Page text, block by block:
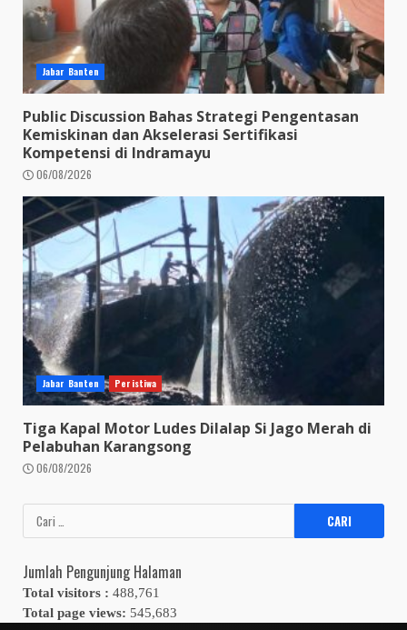
Jabar Banten
Public Discussion Bahas Strategi Pengentasan
Kemiskinan dan Akselerasi Sertifikasi
Kompetensi di Indramayu
06/08/2026
Jabar Banten Peristiwa
Tiga Kapal Motor Ludes Dilalap Si Jago Merah di
Pelabuhan Karangsong
06/08/2026
Cari
untuk:
Jumlah Pengunjung Halaman
Total visitors : 488,761
Total page views: 545,683